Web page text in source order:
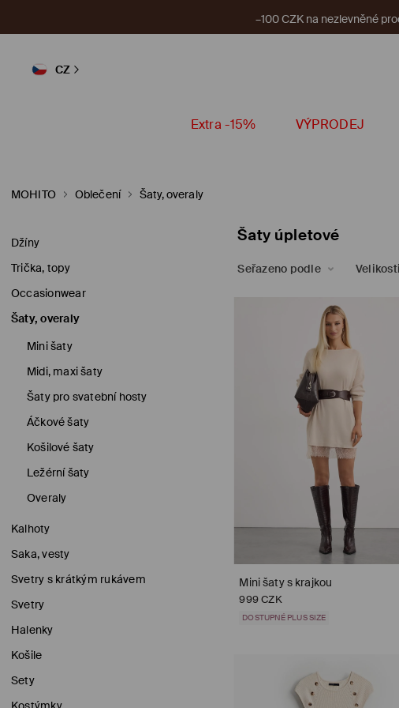
–100 CZK na nezlevněné
CZ
Extra -15% VÝPRODEJ
MOHITO Oblečení Šaty, overaly
Džíny
Trička, topy
Occasionwear
Šaty, overaly
Mini šaty
Midi, maxi šaty
Šaty pro svatební hosty
Áčkové šaty
Košilové šaty
Ležérní šaty
Overaly
Kalhoty
Saka, vesty
Svetry s krátkým rukávem
Svetry
Halenky
Košile
Sety
Šaty úpletové
Seřazeno podle Velikosti
Mini šaty s krajkou
999 CZK
DOSTUPNÉ PLUS SIZE